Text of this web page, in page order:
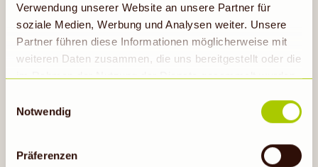
Verwendung unserer Website an unsere Partner für
soziale Medien, Werbung und Analysen weiter. Unsere
Partner führen diese Informationen möglicherweise mit
weiteren Daten zusammen, die uns bereitgestellt oder die
im Rahmen der Nutzung der Dienste gesammelt wurden.
erhobenen Daten in den USA durch Google: Unsere
Informationen hierzu findest du unter Datenschutz. Indem
auf „Cookies zulassen“ geklickt bzw. statistische
Notwendig
Präferenzen
Rezept ansehen